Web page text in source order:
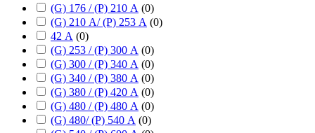
(G) 176 / (P) 210 А (0)
(G) 210 А/ (P) 253 А (0)
42 А (0)
(G) 253 / (P) 300 А (0)
(G) 300 / (P) 340 А (0)
(G) 340 / (P) 380 А (0)
(G) 380 / (P) 420 А (0)
(G) 480 / (P) 480 А (0)
(G) 480/ (P) 540 А (0)